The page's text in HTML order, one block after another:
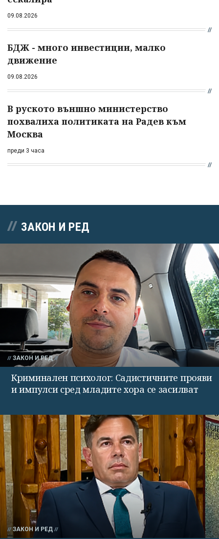
09.08.2026
БДЖ - много инвестиции, малко
движение
09.08.2026
В руското външно министерство
похвалиха политиката на Радев към
Москва
преди 3 часа
ЗАКОН И РЕД
ЗАКОН И РЕД
Криминален психолог: Садистичните прояви
и импулси сред младите хора се засилват
ЗАКОН И РЕД